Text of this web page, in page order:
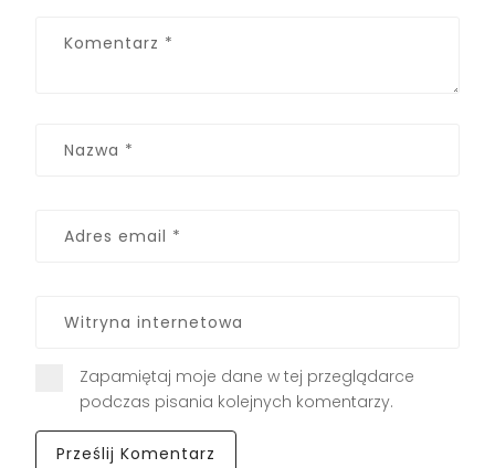
Zapamiętaj moje dane w tej przeglądarce
podczas pisania kolejnych komentarzy.